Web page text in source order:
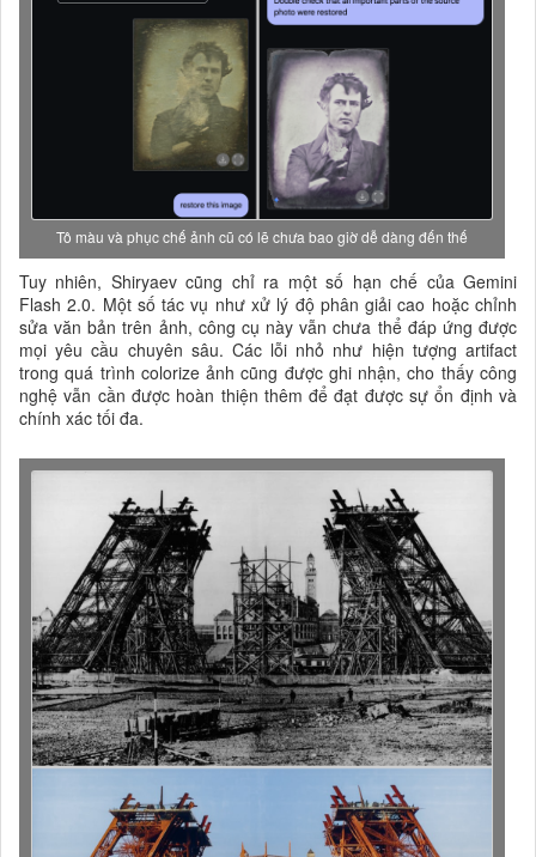
Tô màu và phục chế ảnh cũ có lẽ chưa bao giờ dễ dàng đến thế
Tuy nhiên, Shiryaev cũng chỉ ra một số hạn chế của Gemini
Flash 2.0. Một số tác vụ như xử lý độ phân giải cao hoặc chỉnh
sửa văn bản trên ảnh, công cụ này vẫn chưa thể đáp ứng được
mọi yêu cầu chuyên sâu. Các lỗi nhỏ như hiện tượng artifact
trong quá trình colorize ảnh cũng được ghi nhận, cho thấy công
nghệ vẫn cần được hoàn thiện thêm để đạt được sự ổn định và
chính xác tối đa.